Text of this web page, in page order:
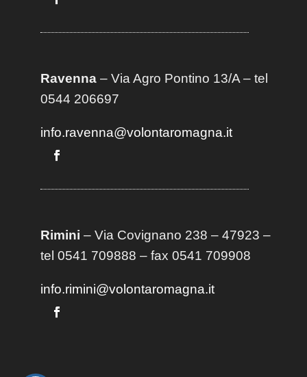
Ravenna– Via Agro Pontino 13/A– tel
0544 206697
info.ravenna@volontaromagna.it
Rimini – Via Covignano 238 – 47923 –
tel 0541 709888 – fax 0541 709908
info.rimini@volontaromagna.it